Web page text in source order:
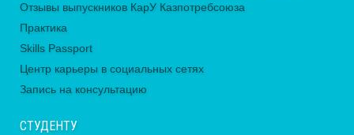
Отзывы выпускников КарУ Казпотребсоюза
Практика
Skills Passport
Центр карьеры в социальных сетях
Запись на консультацию
СТУДЕНТУ